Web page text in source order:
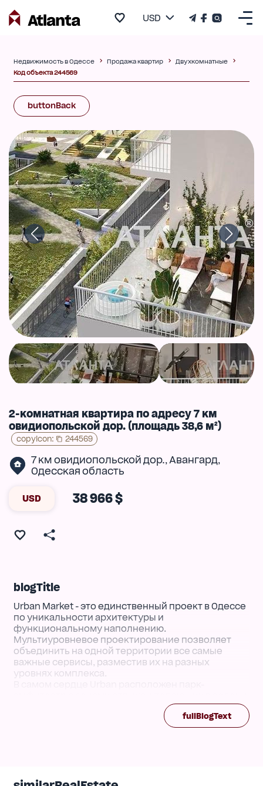
USD
Недвижимость в Одессе Продажа квартир
Двухкомнатные
Код объекта 244569
buttonBack
2-комнатная квартира по адресу 7 км
овидиопольской дор. (площадь 38,6 м²)
copyIcon: 244569
7 км овидиопольской дор.,Авангард,
Одесская область
USD 38 966 $
blogTitle
Urban Market - это единственный проект в Одессе
по уникальности архитектуры и
функциональному наполнению.
Мультиуровневое проектирование позволяет
объединить на одной территории все самые
важные сервисы, разместив их на разных
уровнях комплекса.
Urban Market — современный living mall,
fullBlogText